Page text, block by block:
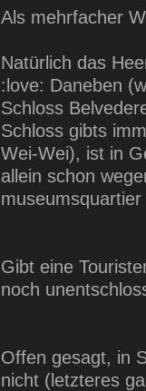
Als mehrfacher
Natürlich das
:love: Daneben
Schloss
Schloss gibts
Wei-Wei), ist in
allein schon
Gibt eine
noch
Offen gesagt, in
nicht (letzteres